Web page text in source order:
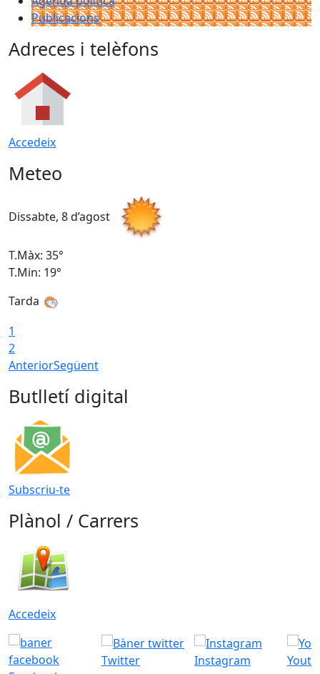
Publicacions
Adreces i telèfons
Accedeix
Meteo
Dissabte, 8 d’agost
T.Màx: 35°
T.Min: 19°
Tarda
1
2
AnteriorSegüent
Butlletí digital
Subscriu-te
Plànol / Carrers
Accedeix
Twitter Instagram